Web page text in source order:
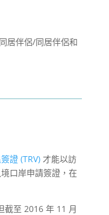
居伴侶/同居伴侶和
證 (TRV)才能以訪
口岸申請簽證，在
截至 2016 年 11 月